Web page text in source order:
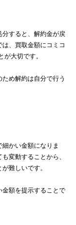
分すると、解約金が戻
、買取金額にコミコ
大切です。
め解約は自分で行う
かい金額になりま
変動することから、
難しいです。
金額を提示することで